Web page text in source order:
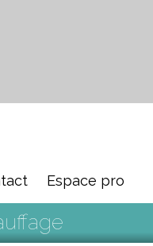
Espace pro